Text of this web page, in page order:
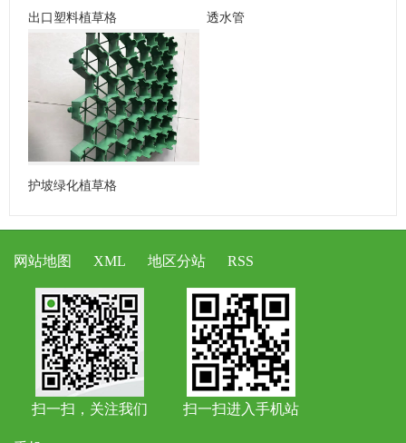
出口塑料植草格 透水管
护坡绿化植草格
网站地图 XML 地区分站 RSS
扫一扫，关注我们 扫一扫进入手机站